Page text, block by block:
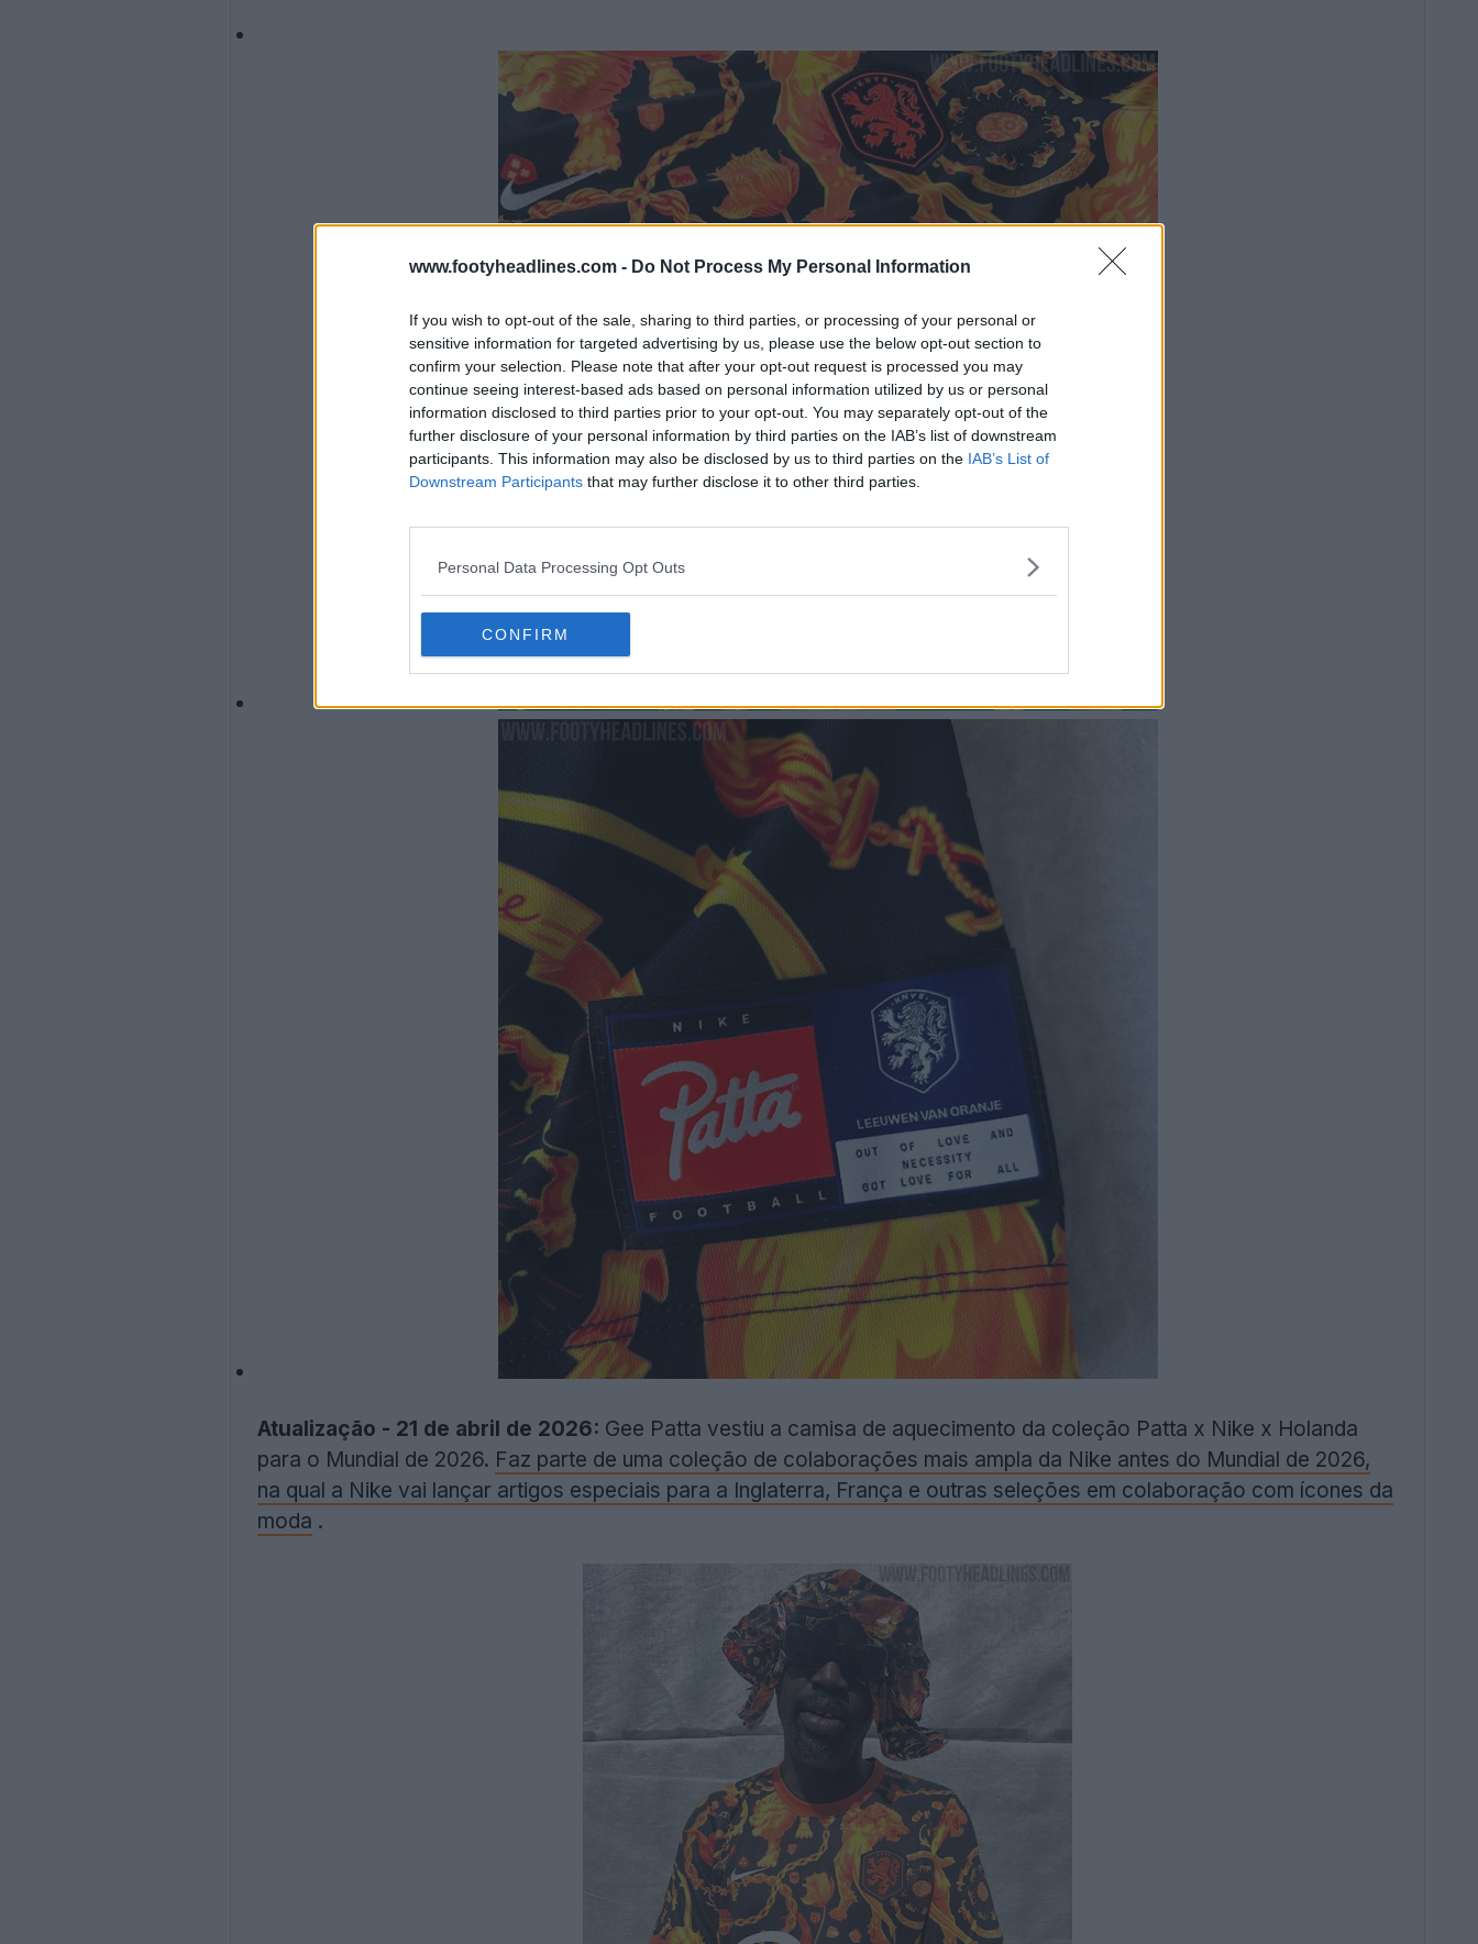
www.footyheadlines.com - Do Not Process My Personal Information
If you wish to opt-out of the sale, sharing to third parties, or processing of your personal or
sensitive information for targeted advertising by us, please use the below opt-out section to
confirm your selection. Please note that after your opt-out request is processed you may
continue seeing interest-based ads based on personal information utilized by us or personal
information disclosed to third parties prior to your opt-out. You may separately opt-out of the
further disclosure of your personal information by third parties on the IAB’s list of downstream
participants. This information may also be disclosed by us to third parties on the IAB’s List of
Downstream Participants that may further disclose it to other third parties.
Personal Data Processing Opt Outs
CONFIRM
Atualização - 21 de abril de 2026: Gee Patta vestiu a camisa de aquecimento da coleção Patta x Nike x Holanda
para o Mundial de 2026. Faz parte de uma coleção de colaborações mais ampla da Nike antes do Mundial de 2026,
na qual a Nike vai lançar artigos especiais para a Inglaterra, França e outras seleções em colaboração com ícones da
moda .